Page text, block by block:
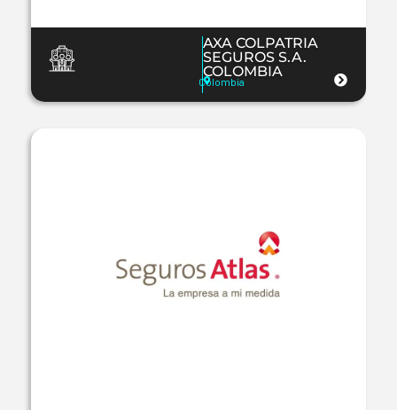
AXA COLPATRIA
SEGUROS S.A.
COLOMBIA
Colombia